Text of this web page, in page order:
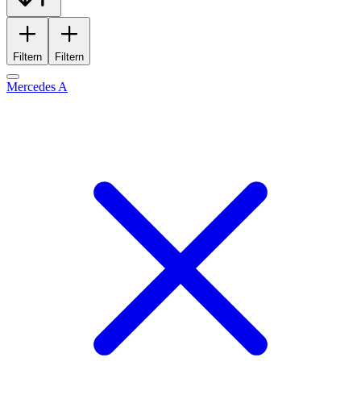
Filtern Filtern
Mercedes A